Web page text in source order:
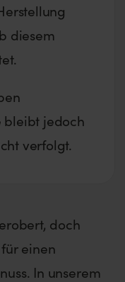
diesem
bleibt jedoch
verfolgt.
doch
einen
In unserem